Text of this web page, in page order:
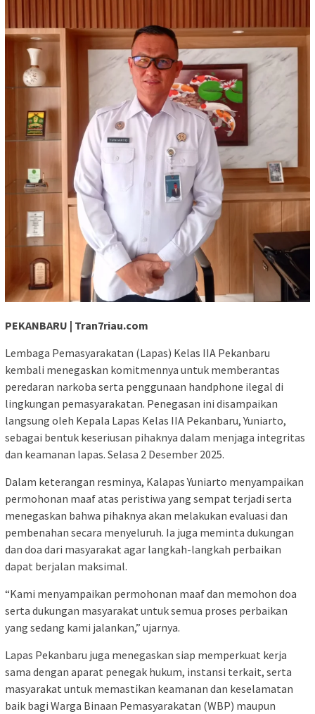
PEKANBARU | Tran7riau.com
Lembaga Pemasyarakatan (Lapas) Kelas IIA Pekanbaru
kembali menegaskan komitmennya untuk memberantas
peredaran narkoba serta penggunaan handphone ilegal di
lingkungan pemasyarakatan. Penegasan ini disampaikan
langsung oleh Kepala Lapas Kelas IIA Pekanbaru, Yuniarto,
sebagai bentuk keseriusan pihaknya dalam menjaga integritas
dan keamanan lapas. Selasa 2 Desember 2025.
Dalam keterangan resminya, Kalapas Yuniarto menyampaikan
permohonan maaf atas peristiwa yang sempat terjadi serta
menegaskan bahwa pihaknya akan melakukan evaluasi dan
pembenahan secara menyeluruh. Ia juga meminta dukungan
dan doa dari masyarakat agar langkah-langkah perbaikan
dapat berjalan maksimal.
“Kami menyampaikan permohonan maaf dan memohon doa
serta dukungan masyarakat untuk semua proses perbaikan
yang sedang kami jalankan,” ujarnya.
Lapas Pekanbaru juga menegaskan siap memperkuat kerja
sama dengan aparat penegak hukum, instansi terkait, serta
masyarakat untuk memastikan keamanan dan keselamatan
baik bagi Warga Binaan Pemasyarakatan (WBP) maupun